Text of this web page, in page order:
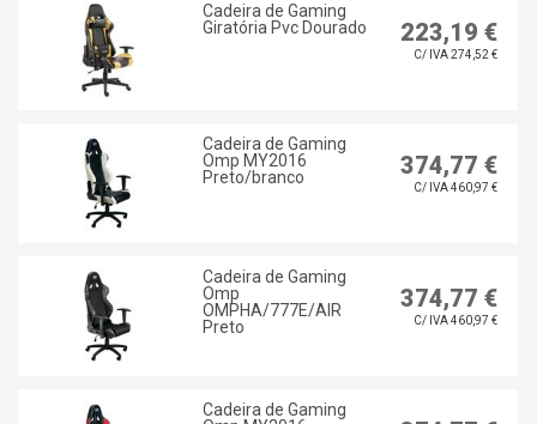
Cadeira de Gaming
Giratória Pvc Dourado
223,19 €
C/ IVA 274,52 €
Cadeira de Gaming
Omp MY2016
Preto/branco
374,77 €
C/ IVA 460,97 €
Cadeira de Gaming
Omp
OMPHA/777E/AIR
Preto
374,77 €
C/ IVA 460,97 €
Cadeira de Gaming